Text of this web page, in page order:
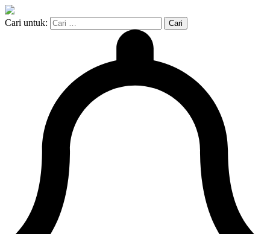
Cari untuk: